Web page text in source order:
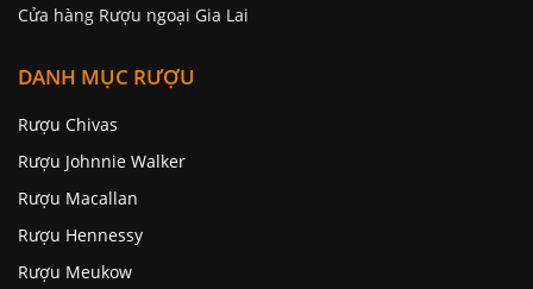
Cửa hàng Rượu ngoại Gia Lai
DANH MỤC RƯỢU
Rượu Chivas
Rượu Johnnie Walker
Rượu Macallan
Rượu Hennessy
Rượu Meukow